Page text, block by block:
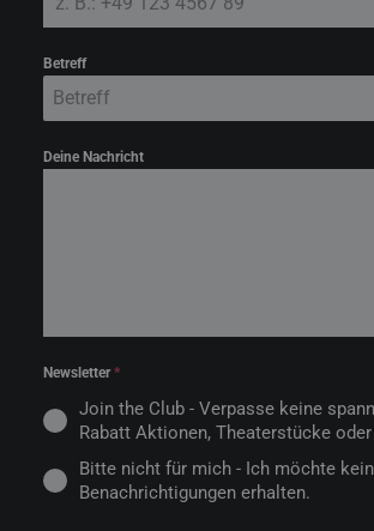
Betreff
Betreff
Deine Nachricht
Newsletter*
Join the Club - Verpasse keine
Rabatt Aktionen, Theaterstücke
Bitte nicht für mich - Ich möchte
Benachrichtigungen erhalten.